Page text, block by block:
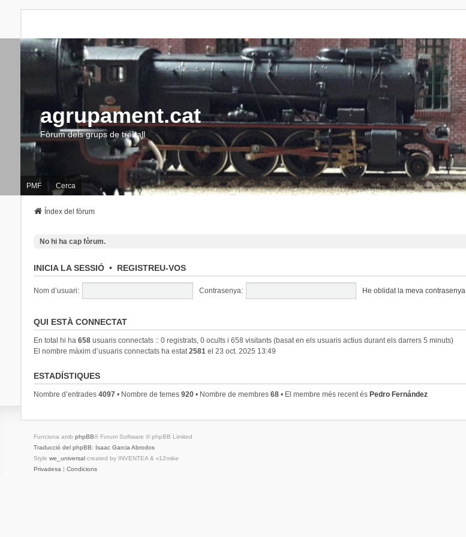
agrupament.cat
Fòrum dels grups de treball
PMF Cerca
Índex del fòrum
No hi ha cap fòrum.
INICIA LA SESSIÓ• REGISTREU-VOS
Nom d’usuari: Contrasenya: He oblidat la meva contrasenya
QUI ESTÀ CONNECTAT
En total hi ha 658usuaris connectats :: 0 registrats, 0 ocults i 658 visitants (basat en els usuaris actius durant els darrers 5 minuts)
El nombre màxim d’usuaris connectats ha estat2581el 23 oct. 2025 13:49
ESTADÍSTIQUES
Nombre d’entrades 4097• Nombre de temes 920• Nombre de membres 68• El membre més recent és Pedro Fernández
Funciona amb phpBB® Forum Software © phpBB Limited
Traducció del phpBB: Isaac Garcia Abrodos
Style we_universalcreated by INVENTEA & v12mike
Privadesa | Condicions